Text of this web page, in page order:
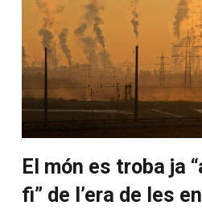
El món es troba ja
fi” de l’era de les